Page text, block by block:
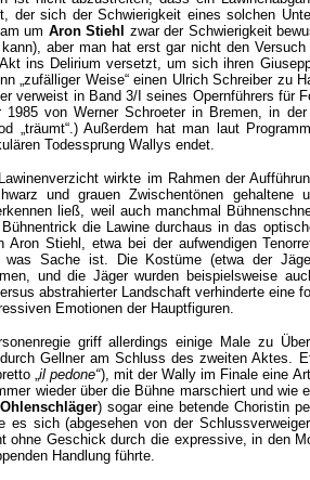
der sich der Schwierigkeit eines solchen
um Aron Stiehl zwar der Schwierigkeit
kann), aber man hat erst gar nicht den
ins Delirium versetzt, um sich ihren
„zufälliger Weise“ einen Ulrich Schreiber zu
verweist in Band 3/I seines Opernführers für
1985 von Werner Schroeter in Bremen, in
„träumt“.) Außerdem hat man laut
Todessprung Wallys endet.
wirkte im Rahmen der
und grauen Zwischentönen gehaltene
ließ, weil auch manchmal
Bühnentrick die Lawine durchaus in das
Aron Stiehl, etwa bei der aufwendigen
was Sache ist. Die Kostüme (etwa der
und die Jäger wurden beispielsweise
abstrahierter Landschaft verhinderte eine
Emotionen der Hauptfiguren.
griff allerdings einige Male zu
Gellner am Schluss des zweiten Aktes.
„il pedone“), mit der Wally im Finale eine
wieder über die Bühne marschiert und wie
) sogar eine betende Choristin
es sich (abgesehen von der
ohne Geschick durch die expressive, in den
Handlung führte.